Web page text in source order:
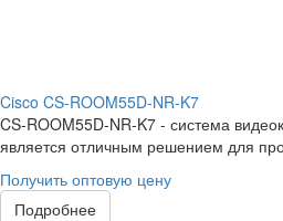
Cisco CS-ROOM55D-NR-K7
CS-ROOM55D-NR-K7 - система
является отличным решением для
Получить оптовую цену
Подробнее